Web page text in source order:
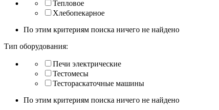
Тепловое
Хлебопекарное
По этим критериям поиска ничего не найдено
Тип оборудования:
Печи электрические
Тестомесы
Тестораскаточные машины
По этим критериям поиска ничего не найдено